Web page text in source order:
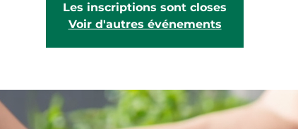
Les inscriptions sont closes
Voir d'autres événements